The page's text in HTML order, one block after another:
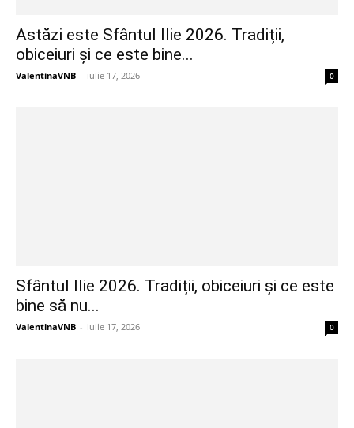
Astăzi este Sfântul Ilie 2026. Tradiții,
obiceiuri și ce este bine...
ValentinaVNB - iulie 17, 2026 0
Sfântul Ilie 2026. Tradiții, obiceiuri și ce este
bine să nu...
ValentinaVNB - iulie 17, 2026 0